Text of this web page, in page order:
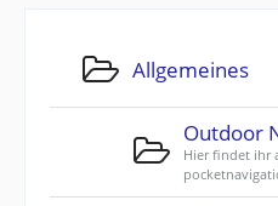
Allgemeines
Outdoor
Hier findet ihr